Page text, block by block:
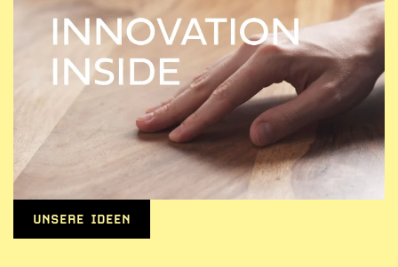
UNSERE IDEEN